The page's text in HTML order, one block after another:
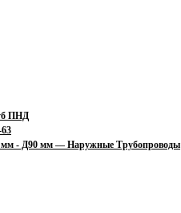
ПНД
мм - Д90 мм — Наружные Трубопроводы